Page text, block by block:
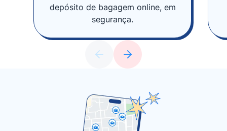
depósito de bagagem online, em
segurança.